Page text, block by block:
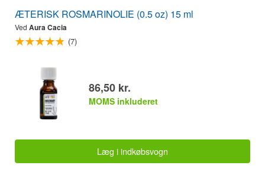
ÆTERISK ROSMARINOLIE (0.5 oz) 15 ml
Ved Aura Cacia
(7)
86,50 kr.
MOMS inkluderet
Læg i indkøbsvogn